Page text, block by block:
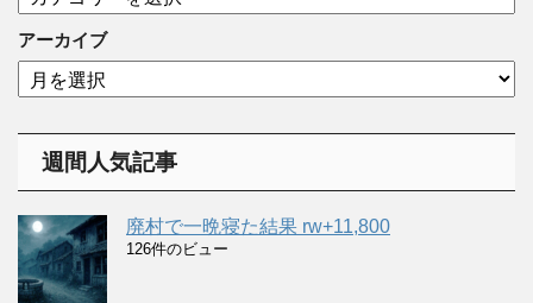
テ
ゴ
リ
ー
アーカイブ
ア
ー
週間人気記事
廃村で一晩寝た結果 rw+11,800
126件のビュー